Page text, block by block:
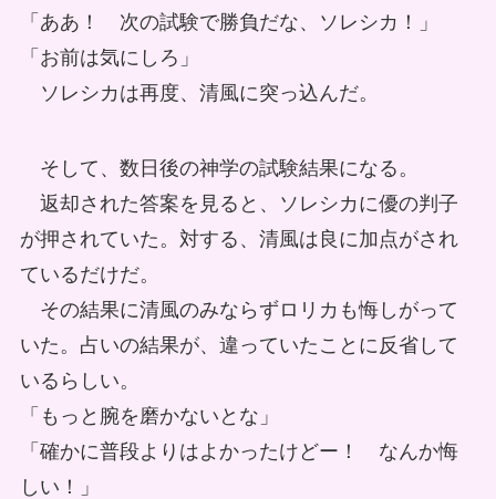
「ああ！ 次の試験で勝負だな、ソレシカ！」
「お前は気にしろ」
ソレシカは再度、清風に突っ込んだ。
そして、数日後の神学の試験結果になる。
返却された答案を見ると、ソレシカに優の判子
が押されていた。対する、清風は良に加点がされ
ているだけだ。
その結果に清風のみならずロリカも悔しがって
いた。占いの結果が、違っていたことに反省して
いるらしい。
「もっと腕を磨かないとな」
「確かに普段よりはよかったけどー！ なんか悔
しい！」